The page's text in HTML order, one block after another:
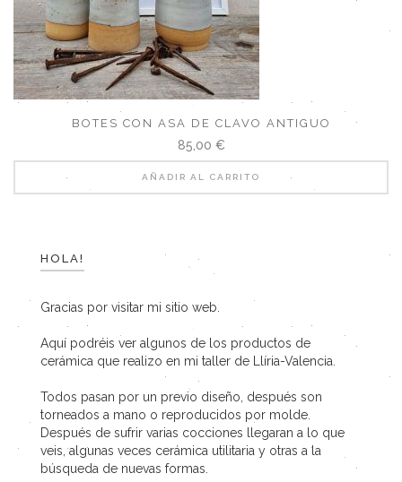
BOTES CON ASA DE CLAVO ANTIGUO
85,00 €
AÑADIR AL CARRITO
HOLA!
Gracias por visitar mi sitio web.
Aquí podréis ver algunos de los productos de
cerámica que realizo en mi taller de Llíria-Valencia.
Todos pasan por un previo diseño, después son
torneados a mano o reproducidos por molde.
Después de sufrir varias cocciones llegaran a lo que
veis, algunas veces cerámica utilitaria y otras a la
búsqueda de nuevas formas.